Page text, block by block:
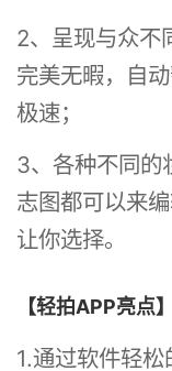
2、呈现与众不
完美无暇，自
极速；
3、各种不同的
志图都可以来
让你选择。
【轻拍APP亮点】
1.通过软件轻